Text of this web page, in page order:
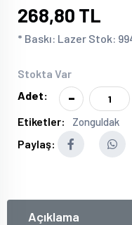
268,80 TL
* Baskı: Lazer Stok:
Stokta Var
Adet:
-
Etiketler: Zonguldak
Paylaş:
Açıklama